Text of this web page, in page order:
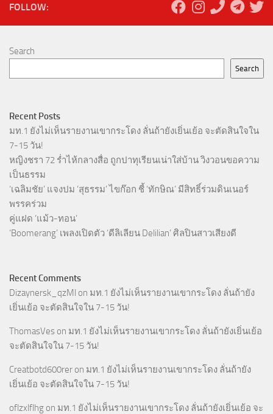
FOLLOW:
Search
Search
Recent Posts
มท.1 ยังไม่เห็นรายงานเขากระโดง ลั่นถ้ายังเยิ่นเย้อ จะตัดสินใจใน
7-15 วัน!
หญิงชรา 72 ร่ำไห้กลางสื่อ ถูกปาทุเรียนเน่าใส่บ้าน วิงวอนขอความ
เป็นธรรม
‘เฉลิมชัย’ แจงปม ‘สุธรรม’ ไขก๊อก ชี้ ‘ทักษิณ’ มีสิทธิ์ร่วมดินเนอร์
พรรคร่วม
คู่แฝด ‘แม้ว-ทอน’
‘Boomerang’ เพลงเปิดตัว ‘ดีลิเลียน Delilian’ ศิลปินสาวเสียงดี
Recent Comments
Dizaynersk_qzMl on มท.1 ยังไม่เห็นรายงานเขากระโดง ลั่นถ้ายัง
เยิ่นเย้อ จะตัดสินใจใน 7-15 วัน!
ThomasVes on มท.1 ยังไม่เห็นรายงานเขากระโดง ลั่นถ้ายังเยิ่นเย้อ
จะตัดสินใจใน 7-15 วัน!
Creatbotd600rer on มท.1 ยังไม่เห็นรายงานเขากระโดง ลั่นถ้ายัง
เยิ่นเย้อ จะตัดสินใจใน 7-15 วัน!
oflzxlflhg on มท.1 ยังไม่เห็นรายงานเขากระโดง ลั่นถ้ายังเยิ่นเย้อ จะ